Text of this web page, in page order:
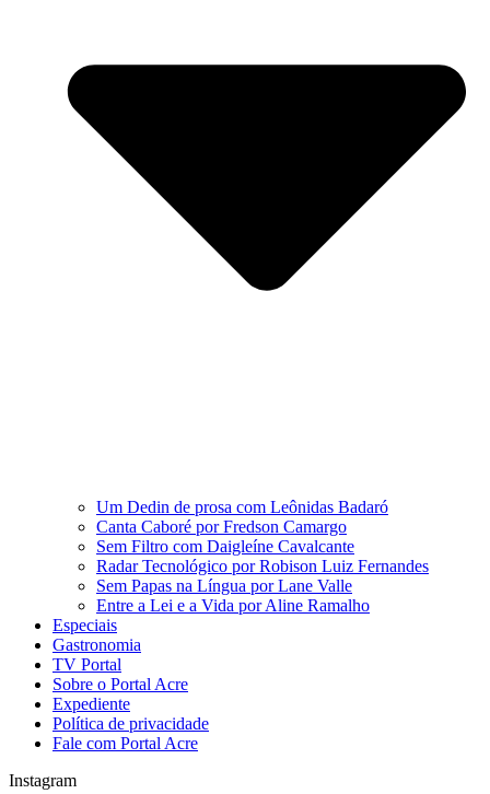
Um Dedin de prosa com Leônidas Badaró
Canta Caboré por Fredson Camargo
Sem Filtro com Daigleíne Cavalcante
Radar Tecnológico por Robison Luiz Fernandes
Sem Papas na Língua por Lane Valle
Entre a Lei e a Vida por Aline Ramalho
Especiais
Gastronomia
TV Portal
Sobre o Portal Acre
Expediente
Política de privacidade
Fale com Portal Acre
Instagram